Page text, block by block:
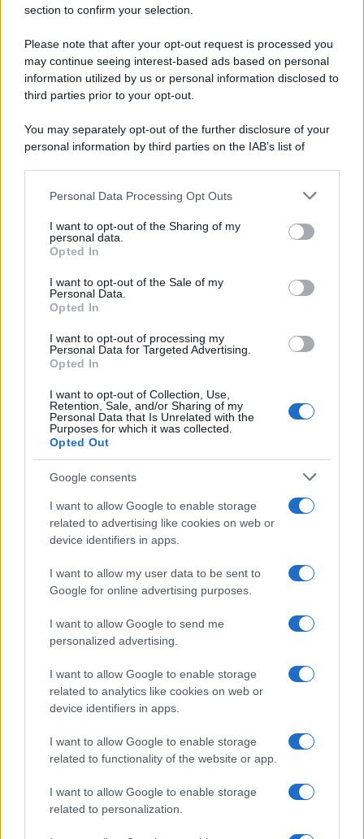
section to confirm your selection.
Please note that after your opt-out request is processed you
may continue seeing interest-based ads based on personal
information utilized by us or personal information disclosed to
third parties prior to your opt-out.
You may separately opt-out of the further disclosure of your
personal information by third parties on the IAB’s list of
This information may also be disclosed by us to third parties
disclose it to other third parties.
Please note that this website/app uses one or more Google
services and may gather and store information including but
not limited to your visit or usage behaviour. You may click to
grant or deny consent to Google and its third-party tags to
consent section.
Personal Data Processing Opt Outs
I want to opt-out of the Sharing of my
personal data.
Opted In
I want to opt-out of the Sale of my
Personal Data.
Opted In
I want to opt-out of processing my
Personal Data for Targeted Advertising.
Opted In
I want to opt-out of Collection, Use,
Retention, Sale, and/or Sharing of my
Personal Data that Is Unrelated with the
Purposes for which it was collected.
Opted Out
Google consents
I want to allow Google to enable storage
related to advertising like cookies on web or
device identifiers in apps.
I want to allow my user data to be sent to
Google for online advertising purposes.
I want to allow Google to send me
personalized advertising.
I want to allow Google to enable storage
related to analytics like cookies on web or
device identifiers in apps.
I want to allow Google to enable storage
related to functionality of the website or app.
I want to allow Google to enable storage
related to personalization.